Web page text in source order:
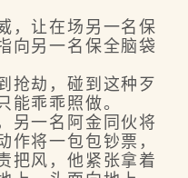
让在场另一名保
向另一名保全脑袋
劫，碰到这种歹
能乖乖照做。
一名阿金同伙将
作将一包包钞票，
把风，他紧张拿着